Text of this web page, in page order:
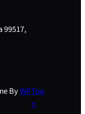
99517,
ByWPTop
↑